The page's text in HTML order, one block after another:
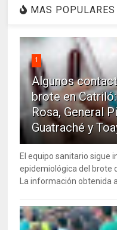
MAS POPULARES
1
Algunos
brote en
Rosa, General
Guatraché y
El equipo sanitario sigue
epidemiológica del brote
La información obtenida